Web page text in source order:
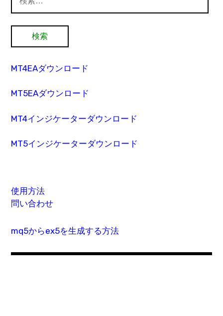
索:
MT4EAダウンロード
MT5EAダウンロード
MT4インジケーターダウンロード
MT5インジケーターダウンロード
使用方法
問い合わせ
mq5からex5を生成する方法